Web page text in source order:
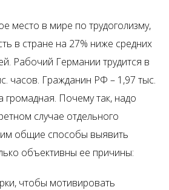
место в мире по трудоголизму,
в стране на 27% ниже средних
Рабочий Германии трудится в
часов. Гражданин РФ – 1,97 тыс.
громадная. Почему так, надо
случае отдельного
общие способы выявить
объективны ее причины:
чтобы мотивировать